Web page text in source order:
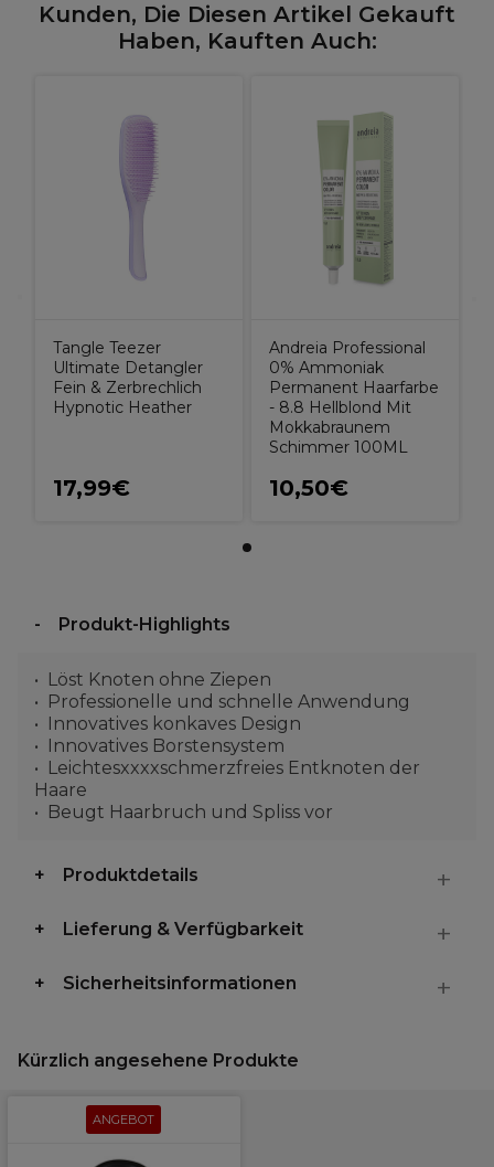
Kunden, Die Diesen Artikel Gekauft
Haben, Kauften Auch:
Tangle Teezer
Ultimate Detangler
Fein & Zerbrechlich
Hypnotic Heather
17,99€
Andreia Professional
0% Ammoniak
Permanent Haarfarbe
- 8.8 Hellblond Mit
Mokkabraunem
Schimmer 100ML
10,50€
Produkt-Highlights
Löst Knoten ohne Ziepen
Professionelle und schnelle Anwendung
Innovatives konkaves Design
Innovatives Borstensystem
Leichtesxxxxschmerzfreies Entknoten der
Haare
Beugt Haarbruch und Spliss vor
Produktdetails
Lieferung & Verfügbarkeit
Sicherheitsinformationen
Kürzlich angesehene Produkte
ANGEBOT